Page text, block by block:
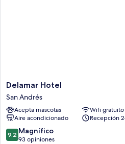
Delamar
Hotel
San
Andrés
Delamar Hotel
San Andrés
Acepta mascotas
Wifi gratuito
Aire acondicionado
Recepción
9.2
de
9.2 Magnífico
93 opiniones